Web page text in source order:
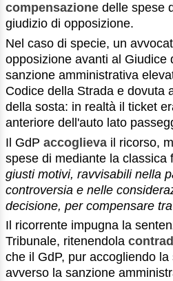
compensazione delle spese
giudizio di opposizione.
Nel caso di specie, un
opposizione avanti al Giudice
sanzione amministrativa
Codice della Strada e dovuta
della sosta: in realtà il ticket
anteriore dell'auto lato
Il GdP accoglieva il ricorso,
spese di mediante la classica
giusti motivi, ravvisabili nella
controversia e nelle
decisione, per compensare
Il ricorrente impugna la
Tribunale, ritenendola
che il GdP, pur accogliendo
avverso la sanzione